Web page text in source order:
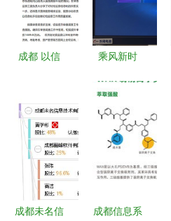
力的智慧信
息系统实践
成都 以信
高质量发展
乘风新时
征程——新
政务服务中
心运行一周
成都高新区
政务服务信
成都未名信 成都信息系